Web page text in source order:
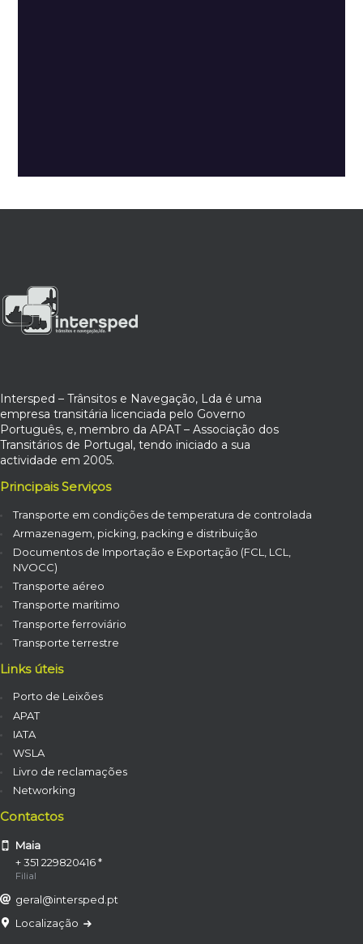
Intersped – Trânsitos e Navegação, Lda é uma
empresa transitária licenciada pelo Governo
Português, e, membro da APAT – Associação dos
Transitários de Portugal, tendo iniciado a sua
actividade em 2005.
Principais Serviços
Transporte em condições de temperatura de controlada
Armazenagem, picking, packing e distribuição
Documentos de Importação e Exportação (FCL, LCL,
NVOCC)
Transporte aéreo
Transporte marítimo
Transporte ferroviário
Transporte terrestre
Links úteis
Porto de Leixões
APAT
IATA
WSLA
Livro de reclamações
Networking
Contactos
Maia
+ 351 229820416 *
Filial
geral@intersped.pt
Localização